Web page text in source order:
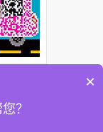
All rights
×
？